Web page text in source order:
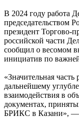
В 2024 году работа
председательством
президент Торгово-
российской части
сообщил о весомом
инициатив по
«Значительная
дальнейшему
взаимодействия в
документах,
БРИКС в Казани», —